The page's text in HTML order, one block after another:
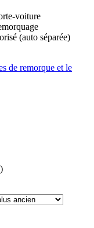
voiture
(auto séparée)
de remorque et le